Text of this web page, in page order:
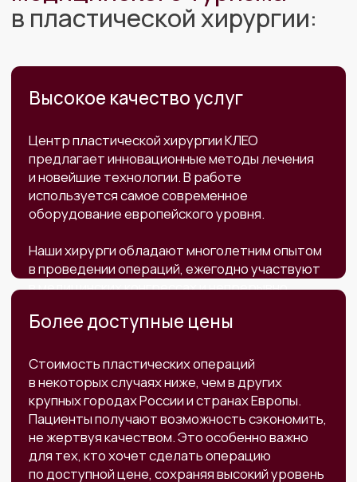
Стоимость пластических операций
в некоторых случаях ниже, чем в других
медицинской помощи.
Комбинированный отдых
и лечение
Медицинский туризм позволяет пациентам
совмещать оздоровление и отдых.
Калининградская область становится всё
медицинских туристов, предоставляя доступ
к качественной пластической хирургии,
совмещённой с приятным отдыхом и
морского воздуха.